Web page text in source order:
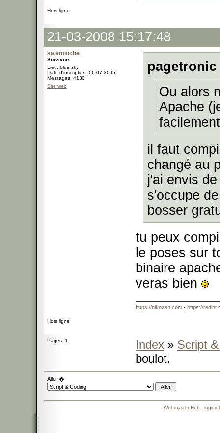
Hors ligne
21-03-2008 15:17:48
salemioche
Survivors
Lieu: blue sky
Date d'inscription: 06-07-2005
Messages: 4130
Site web
Ou alors
Apache
il faut
changé au
j'ai envis
s'occupe
bosser
tu peux
le poses sur
binaire
veras bien
https://nikozen.com - https://
Hors ligne
Pages: 1 Index » Script
boulot.
Aller �
Webmaster Hub -